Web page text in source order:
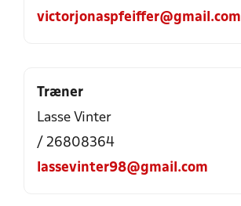
victorjonaspfeiffer@gmail.com
Træner
Lasse Vinter
/ 26808364
lassevinter98@gmail.com